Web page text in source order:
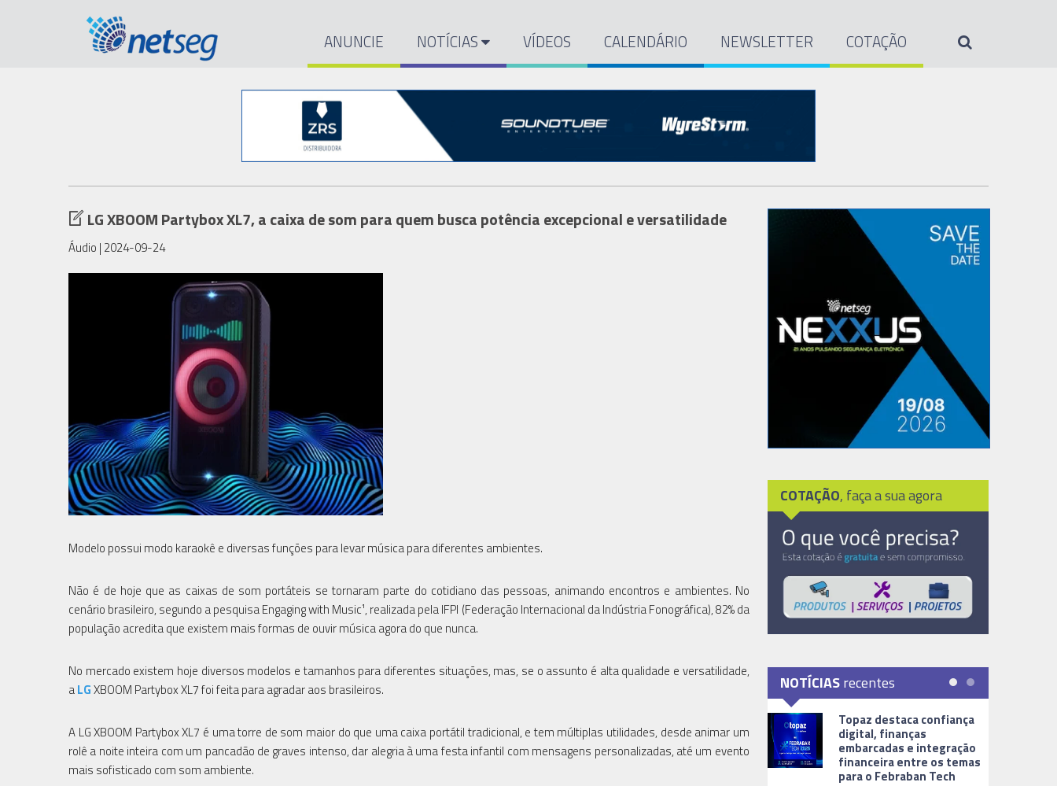
ANUNCIE NOTÍCIAS VÍDEOS CALENDÁRIO NEWSLETTER COTAÇÃO
LG XBOOM Partybox XL7, a caixa de som para quem busca potência excepcional e versatilidade
Áudio | 2024-09-24
Modelo possui modo karaokê e diversas funções para levar música para diferentes ambientes.
Não é de hoje que as caixas de som portáteis se tornaram parte do cotidiano das pessoas, animando encontros e ambientes. No
cenário brasileiro, segundo a pesquisa Engaging with Music¹, realizada pela IFPI (Federação Internacional da Indústria Fonográfica), 82% da
população acredita que existem mais formas de ouvir música agora do que nunca.
No mercado existem hoje diversos modelos e tamanhos para diferentes situações, mas, se o assunto é alta qualidade e versatilidade,
aLGXBOOM Partybox XL7 foi feita para agradar aos brasileiros.
A LG XBOOM Partybox XL7 é uma torre de som maior do que uma caixa portátil tradicional, e tem múltiplas utilidades, desde animar um
rolê a noite inteira com um pancadão de graves intenso, dar alegria à uma festa infantil com mensagens personalizadas, até um evento
mais sofisticado com som ambiente.
COTAÇÃO, faça a sua agora
NOTÍCIASrecentes
Topaz destaca confiança
digital, finanças
embarcadas e integração
financeira entre os temas
para o Febraban Tech